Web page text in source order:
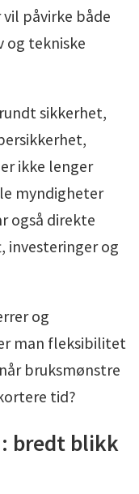
påvirke både
og tekniske
sikkerhet,
ikke lenger
myndigheter
også direkte
investeringer og
og
man fleksibilitet
bruksmønstre
tid?
bredt blikk